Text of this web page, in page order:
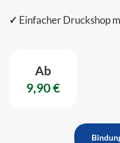
✓ Einfacher Druckshop
Ab
9,90 €